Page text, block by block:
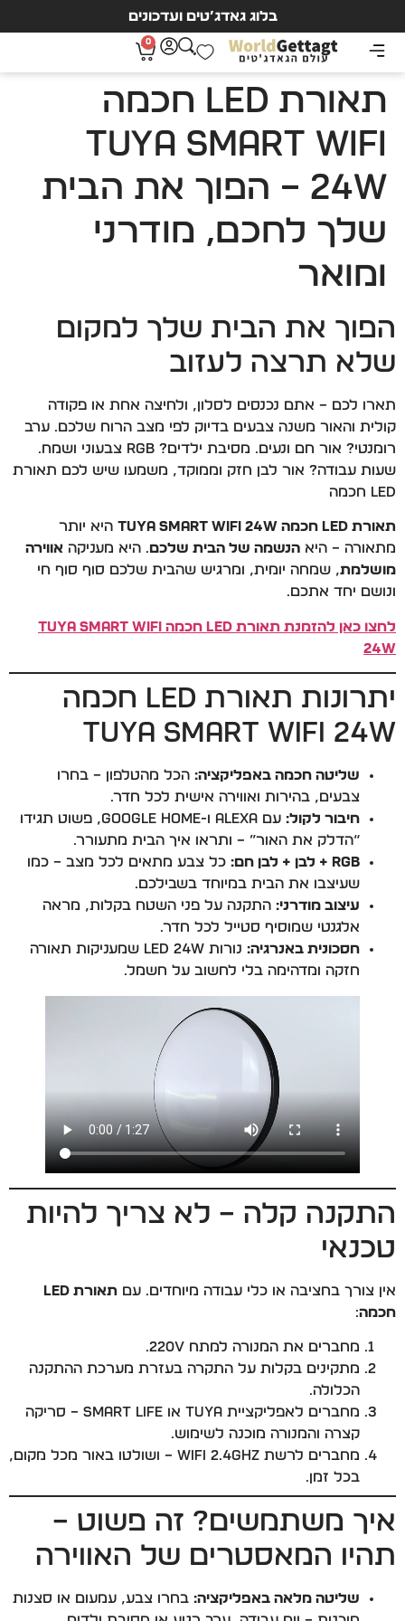
בלוג גאדג’טים ועדכונים
0
תאורת LED חכמה
Tuya Smart WiFi
24W – הפוך את הבית
שלך לחכם, מודרני
ומואר
הפוך את הבית שלך למקום
שלא תרצה לעזוב
תארו לכם – אתם נכנסים לסלון, ולחיצה אחת או פקודה
קולית והאור משנה צבעים בדיוק לפי מצב הרוח שלכם. ערב
רומנטי? אור חם ונעים. מסיבת ילדים? RGB צבעוני ושמח.
שעות עבודה? אור לבן חזק וממוקד, משמעו שיש לכם תאורת
LED חכמה
תאורת LED חכמה Tuya Smart WiFi 24W
היא יותר
מתאורה – היא הנשמה של הבית שלכם. היא מעניקה אווירה
מושלמת, שמחה יומית, ומרגיש שהבית שלכם סוף סוף חי
ונושם יחד אתכם.
לחצו כאן להזמנת תאורת LED חכמה Tuya Smart WiFi
24W
יתרונות תאורת LED חכמה
Tuya Smart WiFi 24W
שליטה חכמה באפליקציה: הכל מהטלפון – בחרו
צבעים, בהירות ואווירה אישית לכל חדר.
חיבור לקול:
עם Alexa ו-Google Home, פשוט תגידו
“הדלק את האור” – ותראו איך הבית מתעורר.
RGB + לבן + לבן חם:
כל צבע מתאים לכל מצב – כמו
שעיצבו את הבית במיוחד בשבילכם.
עיצוב מודרני: התקנה על פני השטח בקלות, מראה
אלגנטי שמוסיף סטייל לכל חדר.
חסכונית באנרגיה:
נורות LED 24W שמעניקות תאורה
חזקה ומדהימה בלי לחשוב על חשמל.
התקנה קלה – לא צריך להיות
טכנאי
אין צורך בחציבה או כלי עבודה מיוחדים. עם
תאורת LED
חכמה:
מחברים את המנורה למתח 220V.
מתקינים בקלות על התקרה בעזרת מערכת ההתקנה
הכלולה.
מחברים לאפליקציית Tuya או Smart Life – סריקה
קצרה והמנורה מוכנה לשימוש.
מחברים לרשת WiFi 2.4GHz – ושולטו באור מכל מקום,
בכל זמן.
איך משתמשים? זה פשוט –
תהיו המאסטרים של האווירה
שליטה מלאה באפליקציה: בחרו צבע, עמעום או סצנות